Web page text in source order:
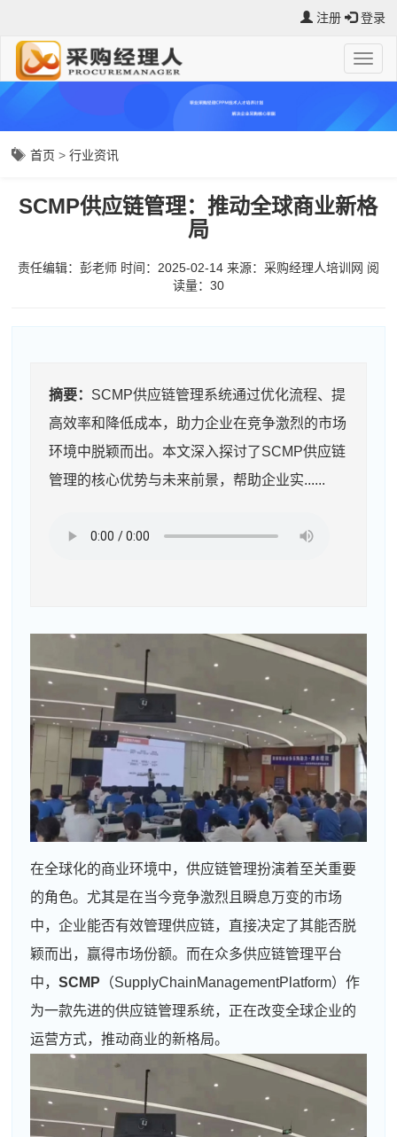
注册 登录
首页 >行业资讯
SCMP供应链管理：推动全球商业新格
局
责任编辑：彭老师 时间：2025-02-14 来源： 采购经理人培训网 阅
读量：30
摘要： SCMP供应链管理系统通过优化流程、提
高效率和降低成本，助力企业在竞争激烈的市场
环境中脱颖而出。本文深入探讨了SCMP供应链
管理的核心优势与未来前景，帮助企业实......
在全球化的商业环境中，供应链管理扮演着至关重要
的角色。尤其是在当今竞争激烈且瞬息万变的市场
中，企业能否有效管理供应链，直接决定了其能否脱
颖而出，赢得市场份额。而在众多供应链管理平台
中，SCMP （SupplyChainManagementPlatform）作
为一款先进的供应链管理系统，正在改变全球企业的
运营方式，推动商业的新格局。